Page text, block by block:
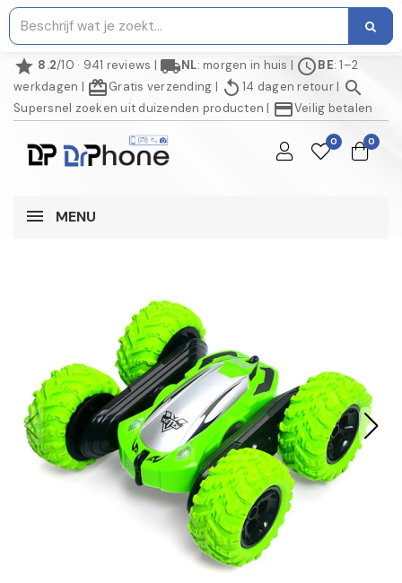
star 8.2/10 · 941 reviews | local_shippingNL: morgen in huis | scheduleBE: 1–2
werkdagen | redeemGratis verzending | replay 14 dagen retour| search
Supersnel zoeken uit duizenden producten | credit_cardVeilig betalen
0 0
MENU